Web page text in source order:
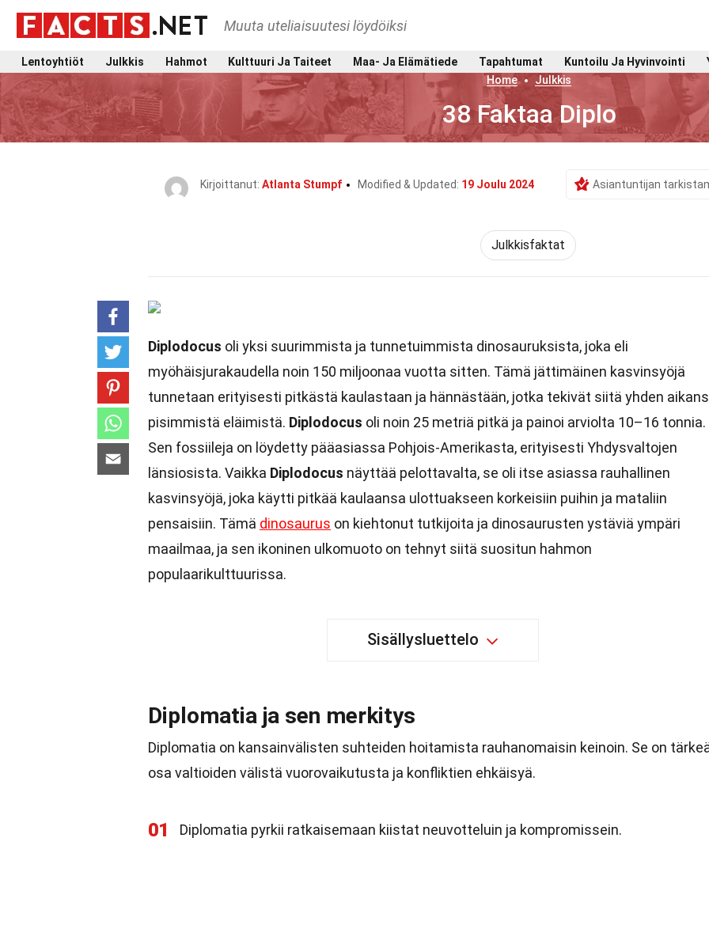
Muuta uteliaisuutesi löydöiksi
Lentoyhtiöt Julkkis Hahmot Kulttuuri Ja Taiteet Maa- Ja Elämätiede Tapahtumat Kuntoilu Ja Hyvinvointi
Home
Julkkis
38 Faktaa Diplo
Kirjoittanut: Atlanta Stumpf Modified & Updated: 19 Joulu 2024 Asiantuntijan
Julkkisfaktat
Diplodocus oli yksi suurimmista ja tunnetuimmista dinosauruksista, joka eli
myöhäisjurakaudella noin 150 miljoonaa vuotta sitten. Tämä jättimäinen kasvinsyöjä
tunnetaan erityisesti pitkästä kaulastaan ja hännästään, jotka tekivät siitä yhden
pisimmistä eläimistä. Diplodocus oli noin 25 metriä pitkä ja painoi arviolta 10–16 tonnia.
Sen fossiileja on löydetty pääasiassa Pohjois-Amerikasta, erityisesti Yhdysvaltojen
länsiosista. Vaikka Diplodocus näyttää pelottavalta, se oli itse asiassa rauhallinen
kasvinsyöjä, joka käytti pitkää kaulaansa ulottuakseen korkeisiin puihin ja mataliin
pensaisiin. Tämä dinosaurus on kiehtonut tutkijoita ja dinosaurusten ystäviä ympäri
maailmaa, ja sen ikoninen ulkomuoto on tehnyt siitä suositun hahmon
populaarikulttuurissa.
Sisällysluettelo
Diplomatia ja sen merkitys
Diplomatia on kansainvälisten suhteiden hoitamista rauhanomaisin keinoin. Se on
osa valtioiden välistä vuorovaikutusta ja konfliktien ehkäisyä.
01 Diplomatia pyrkii ratkaisemaan kiistat neuvotteluin ja kompromissein.